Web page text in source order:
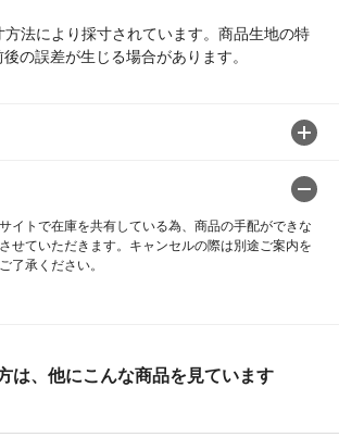
法により採寸されています。商品生地の特
の誤差が生じる場合があります。
イトで在庫を共有している為、商品の手配ができな
せていただきます。キャンセルの際は別途ご案内を
了承ください。
は、他にこんな商品を見ています